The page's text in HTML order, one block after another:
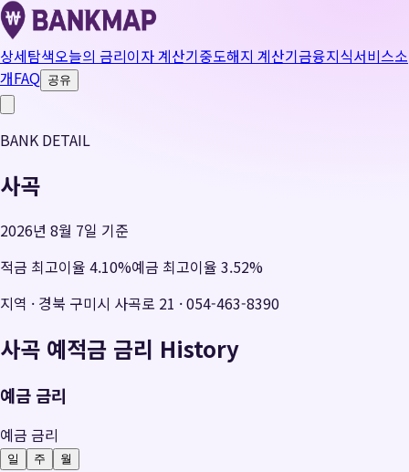
상세탐색오늘의 금리이자 계산기중도해지 계산기금융지식서비스소
개FAQ 공유
BANK DETAIL
사곡
2026년 8월 7일 기준
적금 최고이율 4.10%예금 최고이율 3.52%
지역 · 경북 구미시 사곡로 21 ·054-463-8390
사곡 예적금 금리 History
예금 금리
예금 금리
일 주
월